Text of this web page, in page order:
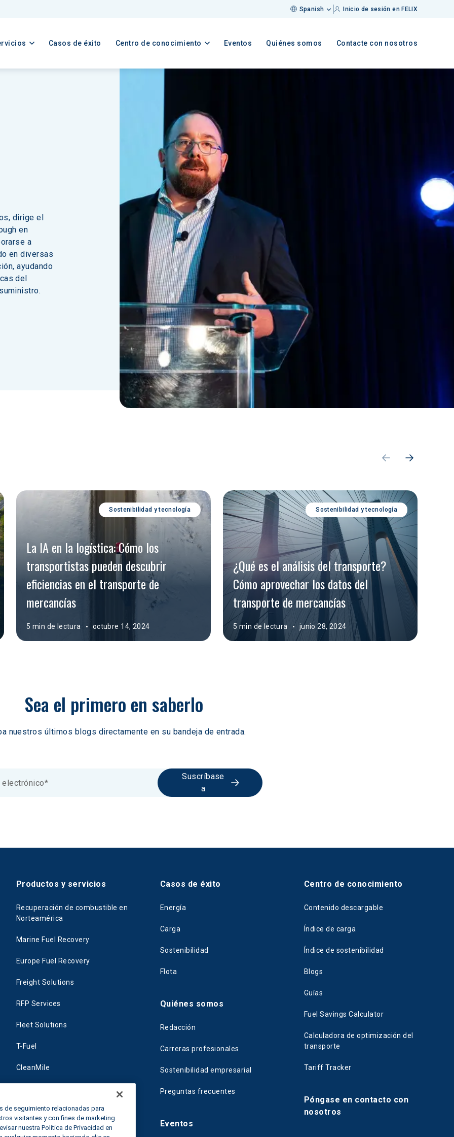
Spanish Inicio de sesión en FELIX
Casos de éxito Centro de conocimiento Eventos Quiénes somos Contacte con nosotros
dirige el
en
a
en diversas
ayudando
del
Sostenibilidad y tecnología
La IA en la logística: Cómo los
transportistas pueden descubrir
eficiencias en el transporte de
mercancías
5 min de lectura octubre 14, 2024
Sostenibilidad y tecnología
¿Qué es el análisis del transporte?
Cómo aprovechar los datos del
transporte de mercancías
5 min de lectura junio 28, 2024
Sea el primero en saberlo
nuestros últimos blogs directamente en su bandeja de entrada.
Suscríbase
a
Productos y servicios
Recuperación de combustible en
Norteamérica
Marine Fuel Recovery
Europe Fuel Recovery
Freight Solutions
RFP Services
Fleet Solutions
T-Fuel
CleanMile
Casos de éxito
Energía
Carga
Sostenibilidad
Flota
Quiénes somos
Redacción
Carreras profesionales
Sostenibilidad empresarial
Preguntas frecuentes
Eventos
Centro de conocimiento
Contenido descargable
Índice de carga
Índice de sostenibilidad
Blogs
Guías
Fuel Savings Calculator
Calculadora de optimización del
transporte
Tariff Tracker
Póngase en contacto con
nosotros
de seguimiento relacionadas para
visitantes y con fines de marketing.
nuestra Política de Privacidad en